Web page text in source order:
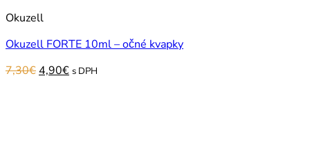
Okuzell
Okuzell FORTE 10ml – očné kvapky
7,30€Original
4,90€Current
s DPH